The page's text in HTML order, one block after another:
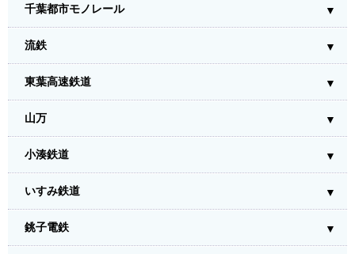
千葉都市モノレール
流鉄
東葉高速鉄道
山万
小湊鉄道
いすみ鉄道
銚子電鉄